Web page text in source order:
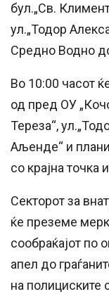
бул.„Св.
ул.„Тодор
Средно Водно
Во 10:00 часот
од пред ОУ
Тереза“,
Аљенде“ и
со крајна точка
Секторот за
ќе преземе
сообраќајот по
апел до
на полициските